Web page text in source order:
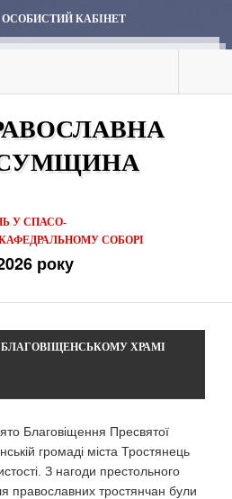
ОСОБИСТИЙ КАБІНЕТ
У СПАСО-
СОБОРІ
року
ХРАМІ
Благовіщення Пресвятої
громаді міста Тростянець
З нагоди престольного
православних тростянчан були